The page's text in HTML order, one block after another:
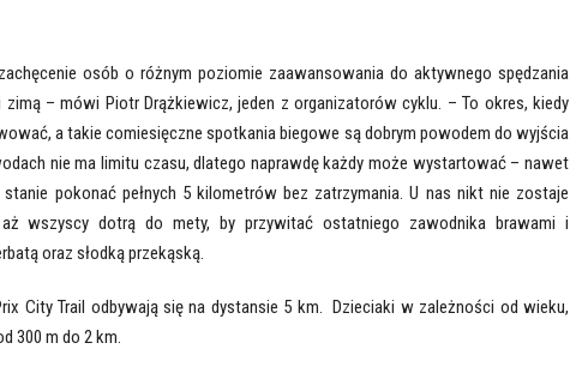
osób o różnym poziomie zaawansowania do aktywnego spędzania
– mówi Piotr Drążkiewicz, jeden z organizatorów cyklu. – To okres, kiedy
a takie comiesięczne spotkania biegowe są dobrym powodem do wyjścia
nie ma limitu czasu, dlatego naprawdę każdy może wystartować – nawet
pokonać pełnych 5 kilometrów bez zatrzymania. U nas nikt nie zostaje
wszyscy dotrą do mety, by przywitać ostatniego zawodnika brawami i
oraz słodką przekąską.
City Trail odbywają się na dystansie 5 km. Dzieciaki w zależności od wieku,
300 m do 2 km.